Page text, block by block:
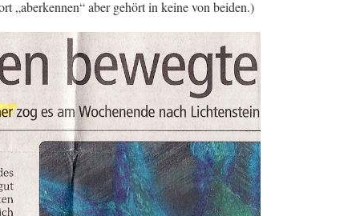
„aberkennen“ aber gehört in keine von beiden.)